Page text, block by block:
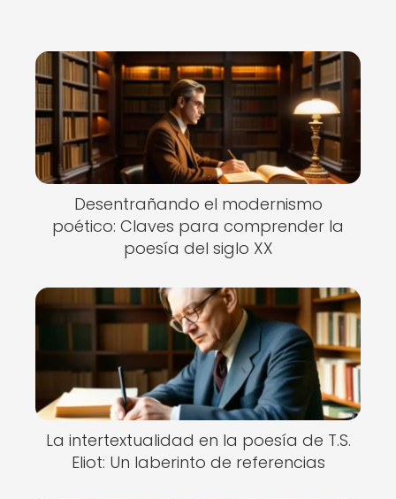
Desentrañando el modernismo
poético: Claves para comprender la
poesía del siglo XX
La intertextualidad en la poesía de T.S.
Eliot: Un laberinto de referencias